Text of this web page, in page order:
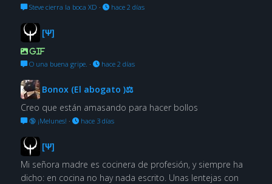
Steve cierra la boca XD · hace 2 días
[Ψ]
GIF
O una buena gripe. · hace 2 días
Bonox (El abogato )⚖
Creo que están amasando para hacer bollos
🔞 ¡Melunes! · hace 3 días
[Ψ]
Mi señora madre es cocinera de profesión, y siempre ha
dicho: en cocina no hay nada escrito. Unas lentejas con